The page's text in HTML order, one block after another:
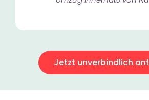
Jetzt unverbindlich